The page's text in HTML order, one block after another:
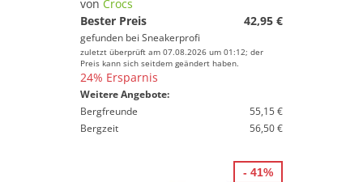
von Crocs
Bester Preis
42,95 €
gefunden bei Sneakerprofi
zuletzt überprüft am 07.08.2026 um 01:12; der
Preis kann sich seitdem geändert haben.
24% Ersparnis
Weitere Angebote:
Bergfreunde
55,15 €
Bergzeit
56,50 €
- 41%